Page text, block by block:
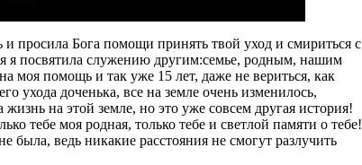
и просила Бога помощи принять твой уход и смириться с
я посвятила служению другим:семье, родным, нашим
моя помощь и так уже 15 лет, даже не вериться, как
ухода доченька, все на земле очень изменилось,
на этой земле, но это уже совсем другая история!
тебе моя родная, только тебе и светлой памяти о тебе!
была, ведь никакие расстояния не смогут разлучить